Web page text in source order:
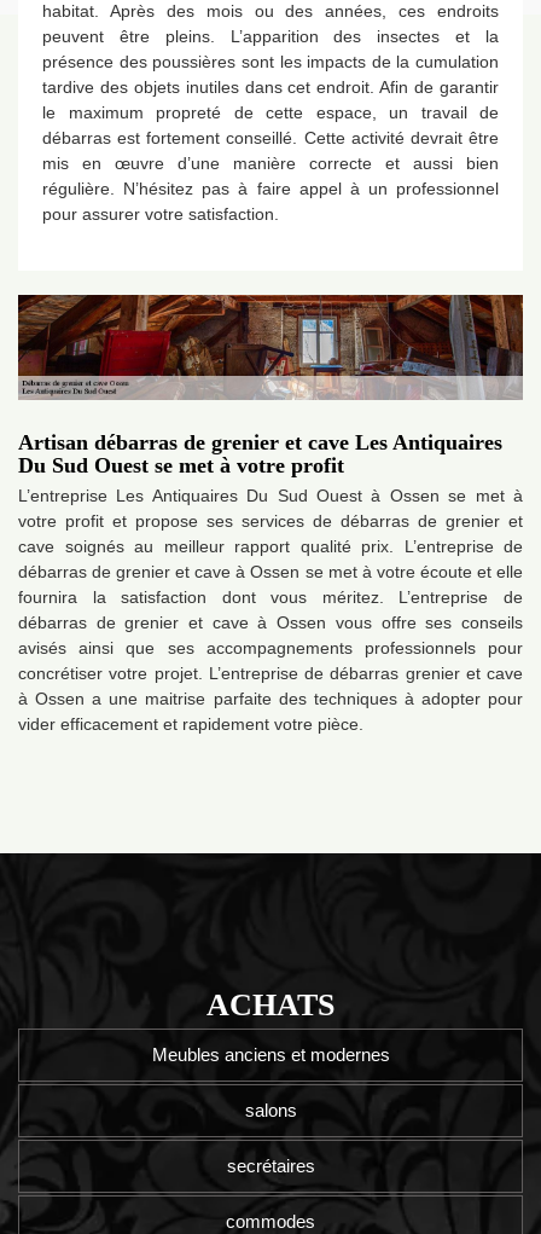
habitat. Après des mois ou des années, ces endroits
peuvent être pleins. L’apparition des insectes et la
présence des poussières sont les impacts de la cumulation
tardive des objets inutiles dans cet endroit. Afin de garantir
le maximum propreté de cette espace, un travail de
débarras est fortement conseillé. Cette activité devrait être
mis en œuvre d’une manière correcte et aussi bien
régulière. N’hésitez pas à faire appel à un professionnel
pour assurer votre satisfaction.
Artisan débarras de grenier et cave Les Antiquaires
Du Sud Ouest se met à votre profit
L’entreprise Les Antiquaires Du Sud Ouest à Ossen se met à
votre profit et propose ses services de débarras de grenier et
cave soignés au meilleur rapport qualité prix. L’entreprise de
débarras de grenier et cave à Ossen se met à votre écoute et elle
fournira la satisfaction dont vous méritez. L’entreprise de
débarras de grenier et cave à Ossen vous offre ses conseils
avisés ainsi que ses accompagnements professionnels pour
concrétiser votre projet. L’entreprise de débarras grenier et cave
à Ossen a une maitrise parfaite des techniques à adopter pour
vider efficacement et rapidement votre pièce.
ACHATS
Meubles anciens et modernes
salons
secrétaires
commodes